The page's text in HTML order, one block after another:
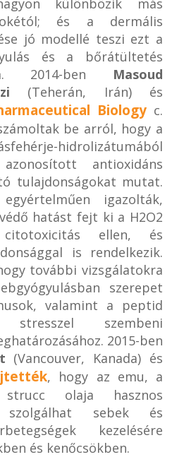
különbözik más
és a dermális
jó modellé teszi ezt a
és a bőrátültetés
2014-ben Masoud
(Teherán, Irán) és
Biology c.
be arról, hogy a
hidrolizátumából
antioxidáns
tulajdonságokat mutat.
igazolták,
hatást fejt ki a H2O2
ellen, és
is rendelkezik.
további vizsgálatokra
szerepet
valamint a peptid
szembeni
2015-ben
(Vancouver, Kanada) és
, hogy az emu, a
olaja hasznos
szolgálhat sebek és
kezelésére
és kenőcsökben.